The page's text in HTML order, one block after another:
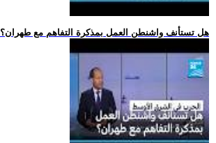
.. هل تستأنف واشنطن العمل بمذكرة التفاهم مع طهران؟